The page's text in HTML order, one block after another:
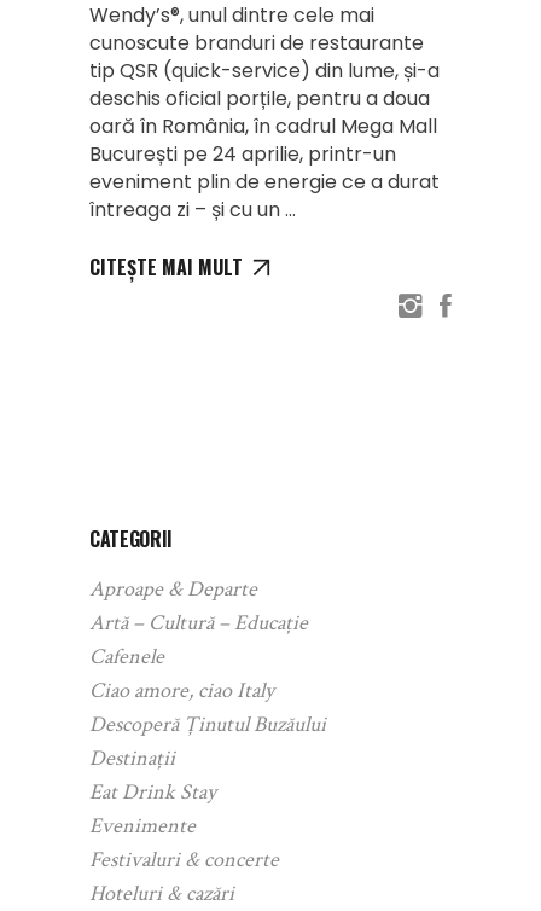
Wendy’s®, unul dintre cele mai
cunoscute branduri de restaurante
tip QSR (quick-service) din lume, și-a
deschis oficial porțile, pentru a doua
oară în România, în cadrul Mega Mall
București pe 24 aprilie, printr-un
eveniment plin de energie ce a durat
întreaga zi – și cu un
CITEȘTE MAI MULT
CATEGORII
Aproape & Departe
Artă – Cultură – Educație
Cafenele
Ciao amore, ciao Italy
Descoperă Ținutul Buzăului
Destinații
Eat Drink Stay
Evenimente
Festivaluri & concerte
Hoteluri & cazări